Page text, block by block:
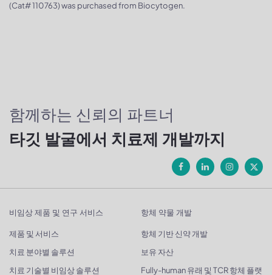
(Cat# 110763) was purchased from Biocytogen.
함께하는 신뢰의 파트너
타깃 발굴에서 치료제 개발까지
비임상 제품 및 연구 서비스
제품 및 서비스
치료 분야별 솔루션
치료 기술별 비임상 솔루션
항체 약물 개발
항체 기반 신약 개발
보유 자산
Fully-human 유래 및 TCR 항체 플랫